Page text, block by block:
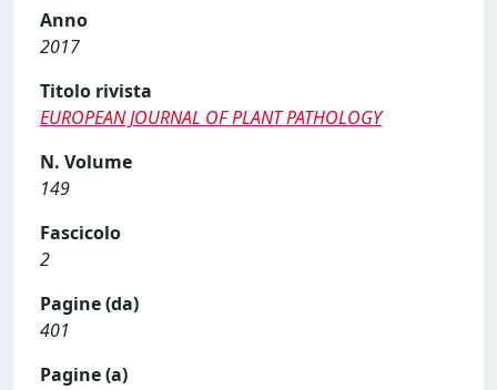
Anno
2017
Titolo rivista
EUROPEAN JOURNAL OF PLANT PATHOLOGY
N. Volume
149
Fascicolo
2
Pagine (da)
401
Pagine (a)